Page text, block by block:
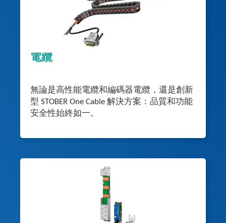
電纜
無論是高性能電纜和編碼器電纜，還是創新
型 STOBER One Cable 解決方案：品質和功能
安全性始終如一。